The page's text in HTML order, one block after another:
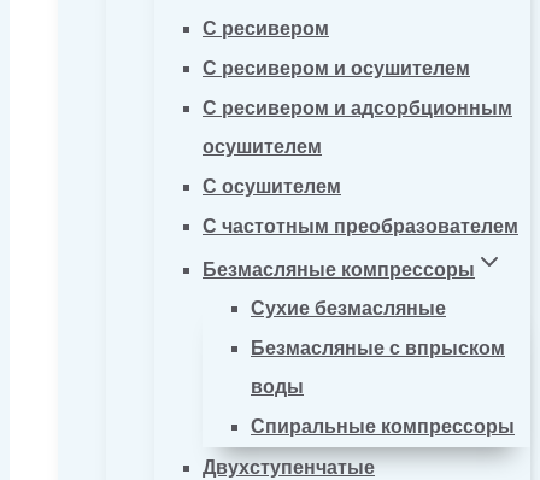
С ресивером
С ресивером и осушителем
С ресивером и адсорбционным
осушителем
С осушителем
С частотным преобразователем
Безмасляные компрессоры
Сухие безмасляные
Безмасляные с впрыском
воды
Спиральные компрессоры
Двухступенчатые